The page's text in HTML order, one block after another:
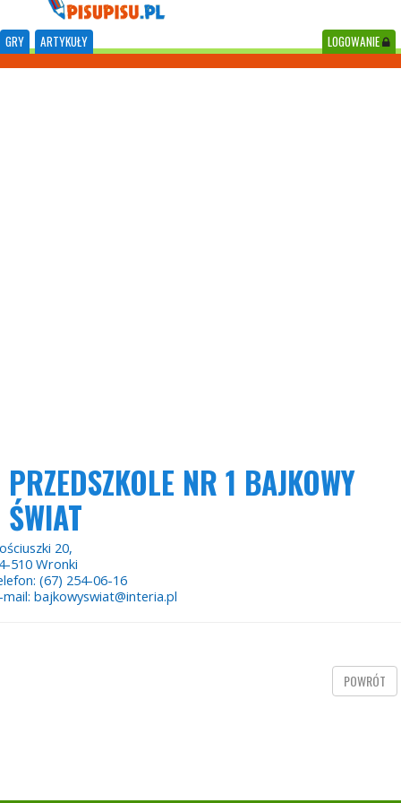
GRY ARTYKUŁY LOGOWANIE
PRZEDSZKOLE NR 1 BAJKOWY
ŚWIAT
20,
510 Wronki
(67) 254-06-16
bajkowyswiat@interia.pl
POWRÓT